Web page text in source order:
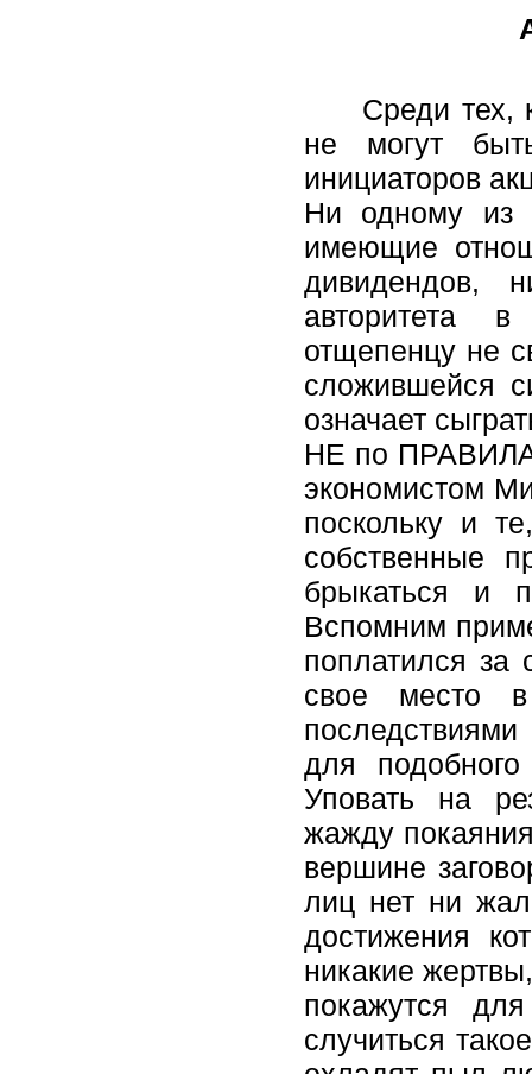
Среди тех,
не могут
инициаторов
Ни одному из
имеющие
дивидендов,
авторитета
отщепенцу не
сложившейся
означает
НЕ по
экономистом
поскольку и
собственные
брыкаться и
Вспомним
поплатился за
свое место
для
Уповать на
жажду покаяния
вершине
лиц нет ни
достижения
никакие
покажутся
случиться